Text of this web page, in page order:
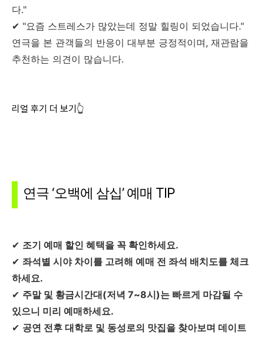
다."
✔ "요즘 스트레스가 많았는데 정말 힐링이 되었습니다."
연극을 본 관객들의 반응이 대부분 긍정적이며, 재관람을
추천하는 의견이 많습니다.
리얼 후기 더 보기👆
연극 ‘오백에 삼십’ 예매 TIP
✔ 조기 예매 할인 혜택을 꼭 확인하세요.
✔ 좌석별 시야 차이를 고려해 예매 전 좌석 배치도를 체크
하세요.
✔ 주말 및 황금시간대(저녁 7~8시)는 빠르게 마감될 수
있으니 미리 예매하세요.
✔ 공연 전후 대학로 및 동성로의 맛집을 찾아보며 데이트